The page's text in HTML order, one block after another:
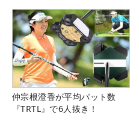
仲宗根澄香が平均パット数
『TRTL』で6人抜き！